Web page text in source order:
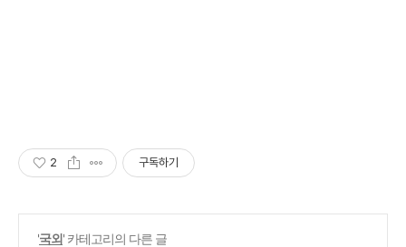
2 구독하기
'국외' 카테고리의 다른 글